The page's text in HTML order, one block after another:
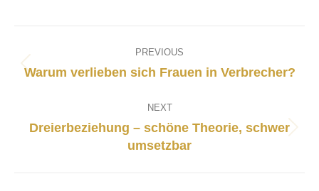
navigation
PREVIOUS
Previous
Warum verlieben sich Frauen in Verbrecher?
NEXT
Next
Dreierbeziehung – schöne Theorie, schwer
umsetzbar